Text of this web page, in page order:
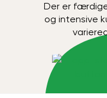
Der er
og intensive